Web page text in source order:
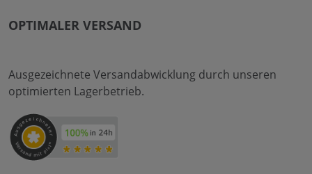
OPTIMALER VERSAND
Ausgezeichnete Versandabwicklung durch unseren
optimierten Lagerbetrieb.